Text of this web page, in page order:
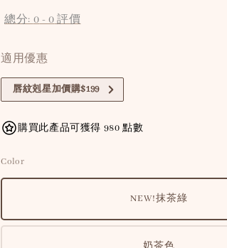
總分: 0 -0 評價
適用優惠
唇紋剋星加價購$199
購買此產品可獲得 980 點數
Color
NEW!抹茶綠